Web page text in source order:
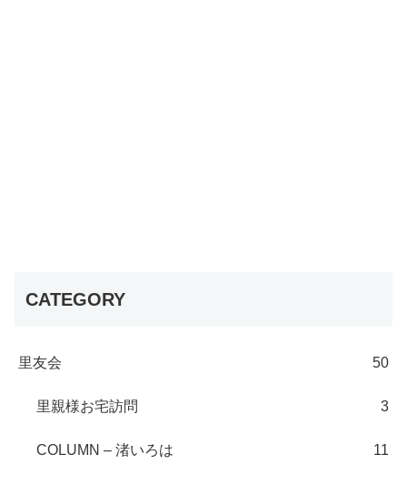
CATEGORY
里友会 50
里親様お宅訪問 3
COLUMN – 渚いろは 11